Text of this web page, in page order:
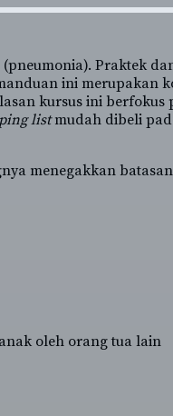
Praktek
ini merupakan
kursus ini berfokus
listmudah dibeli
menegakkan
oleh orang tua lain